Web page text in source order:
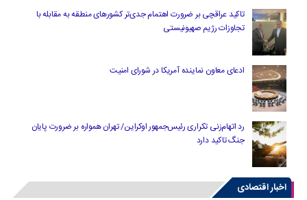
تاکید عراقچی بر ضرورت اهتمام جدی‌تر کشورهای منطقه به مقابله با
تجاوزات رژیم صهیونیستی
ادعای معاون نماینده آمریکا در شورای امنیت
رد اتهام‌زنی تکراری رئیس‌جمهور اوکراین/ تهران همواره بر ضرورت پایان
جنگ تاکید دارد
اخبار اقتصادی